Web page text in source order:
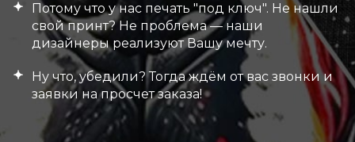
Потому что у нас печать "под ключ". Не нашли
свой принт? Не проблема — наши
дизайнеры реализуют Вашу мечту.
Ну что, убедили? Тогда ждём от вас звонки и
заявки на просчет заказа!